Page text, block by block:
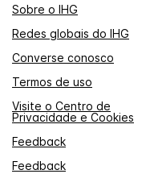
Sobre o IHG
Redes globais do IHG
Converse conosco
Termos de uso
Visite o Centro de
Privacidade e Cookies
Feedback
Feedback